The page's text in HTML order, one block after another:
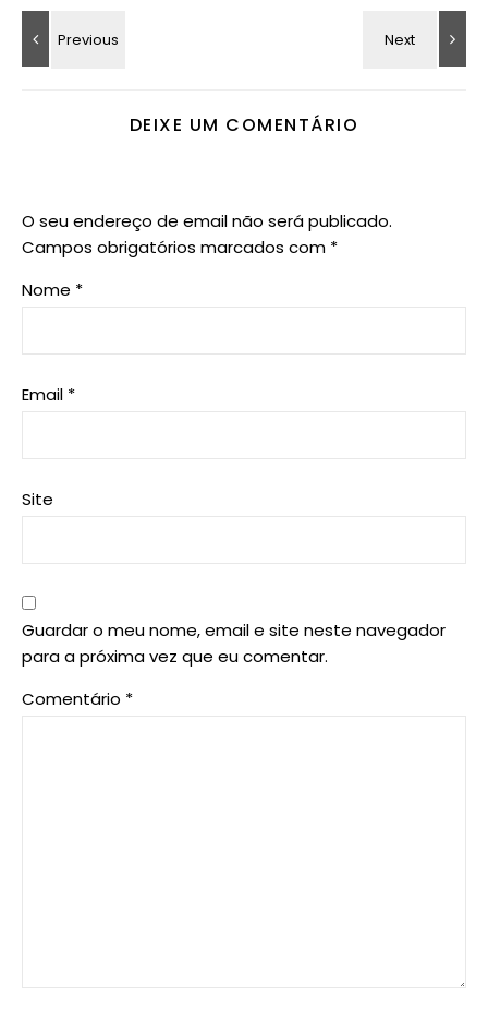
DEIXE UM COMENTÁRIO
O seu endereço de email não será publicado.
Campos obrigatórios marcados com *
Nome *
Email *
Site
Guardar o meu nome, email e site neste navegador
para a próxima vez que eu comentar.
Comentário *